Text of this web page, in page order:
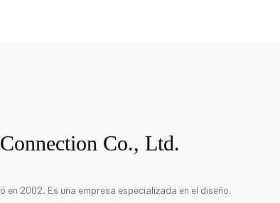
Co., Ltd.
2002. Es una empresa especializada en el diseño,